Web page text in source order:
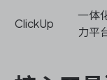
ClickUp
一体
力平